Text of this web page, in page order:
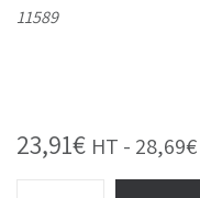
11589
23,91€ HT - 28,69€